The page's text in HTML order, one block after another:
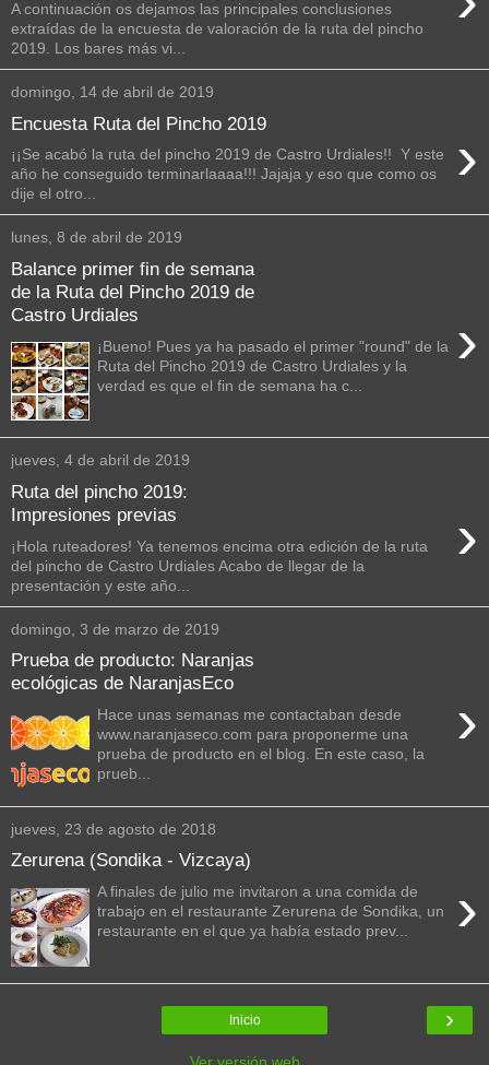
A continuación os dejamos las principales conclusiones
extraídas de la encuesta de valoración de la ruta del pincho
2019. Los bares más vi...
domingo, 14 de abril de 2019
Encuesta Ruta del Pincho 2019 ›
¡¡Se acabó la ruta del pincho 2019 de Castro Urdiales!! Y este
año he conseguido terminarlaaaa!!! Jajaja y eso que como os
dije el otro...
lunes, 8 de abril de 2019
Balance primer fin de semana
de la Ruta del Pincho 2019 de
Castro Urdiales
›
¡Bueno! Pues ya ha pasado el primer "round" de la
Ruta del Pincho 2019 de Castro Urdiales y la
verdad es que el fin de semana ha c...
jueves, 4 de abril de 2019
Ruta del pincho 2019:
Impresiones previas
›
¡Hola ruteadores! Ya tenemos encima otra edición de la ruta
del pincho de Castro Urdiales Acabo de llegar de la
presentación y este año...
domingo, 3 de marzo de 2019
Prueba de producto: Naranjas
ecológicas de NaranjasEco
›
Hace unas semanas me contactaban desde
www.naranjaseco.com para proponerme una
prueba de producto en el blog. En este caso, la
prueb...
jueves, 23 de agosto de 2018
Zerurena (Sondika - Vizcaya)
›
A finales de julio me invitaron a una comida de
trabajo en el restaurante Zerurena de Sondika, un
restaurante en el que ya había estado prev...
›
Inicio
Ver versión web